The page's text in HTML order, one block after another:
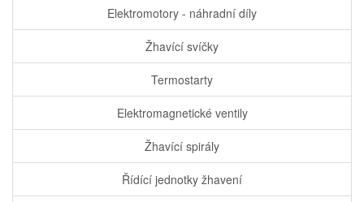
Elektromotory - náhradní díly
Žhavící svíčky
Termostarty
Elektromagnetické ventily
Žhavící spirály
Řídící jednotky žhavení